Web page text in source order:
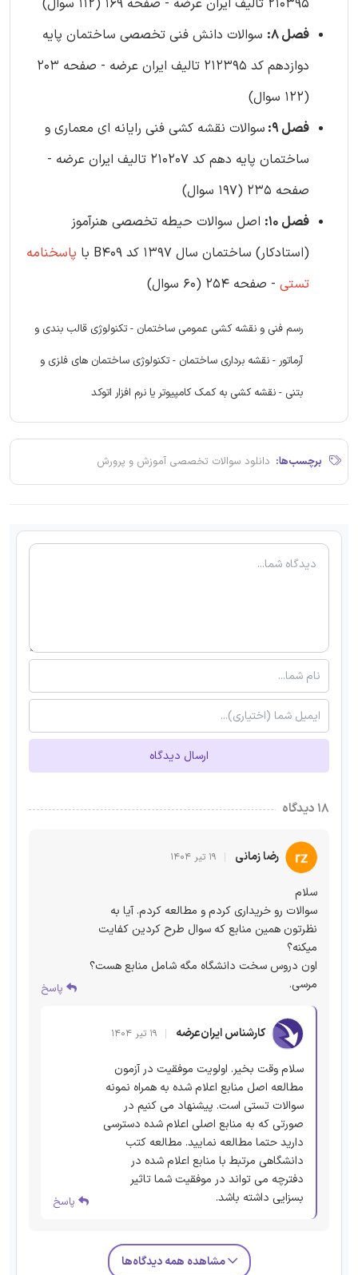
210395 تالیف ایران عرضه - صفحه 169 (112 سوال)
فصل 8:
سوالات دانش فنی تخصصی ساختمان پایه
دوازدهم کد 212395 تالیف ایران عرضه - صفحه 203
(122 سوال)
فصل 9:
سوالات نقشه کشی فنی رایانه ای معماری و
ساختمان پایه دهم کد 210207 تالیف ایران عرضه -
صفحه 235 (197 سوال)
فصل 10:
اصل سوالات حیطه تخصصی هنرآموز
(استادکار) ساختمان سال 1397 کد B409 با
پاسخنامه
تستی - صفحه 254 (60 سوال)
رسم فنی و نقشه کشی عمومی ساختمان - تکنولوژی قالب بندی و
آرماتور - نقشه برداری ساختمان - تکنولوژی ساختمان های فلزی و
بتنی - نقشه کشی به کمک کامپیوتر یا نرم افزار اتوکد
برچسب‌ها: دانلود سوالات تخصصی آموزش و پرورش
ارسال دیدگاه
۱۸ دیدگاه
رضا زمانی ۱۹ تیر ۱۴۰۴
سلام
سوالات رو خریداری کردم و مطالعه کردم. آیا به
نظرتون همین منابع که سوال طرح کردین کفایت
میکنه؟
اون دروس سخت دانشگاه مگه شامل منابع هست؟
مرسی.
پاسخ
کارشناس ایران‌عرضه ۱۹ تیر ۱۴۰۴
سلام وقت بخیر. اولویت موفقیت در آزمون
مطالعه اصل منابع اعلام شده به همراه نمونه
سوالات تستی است. پیشنهاد می کنیم در
صورتی که به منابع اصلی اعلام شده دسترسی
دارید حتما مطالعه نمایید. مطالعه کتب
دانشگاهی مرتبط با منابع اعلام شده در
دفترچه می تواند در موفقیت شما تاثیر
بسزایی داشته باشد.
پاسخ
مشاهده همه دیدگاه‌ها